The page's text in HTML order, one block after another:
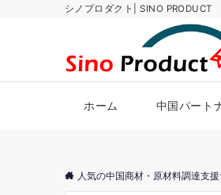
シノプロダクト| SINO PRODUCT
ホーム 中国パート
人気の中国商材・原材料調達支